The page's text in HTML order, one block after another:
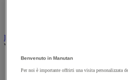
Decorazione
Vedi tutte le categorie
Cartina geografica
Cornice e sistema di fissaggio
Benvenuto in Manutan
Per noi è importante offrirti una visita personalizzata